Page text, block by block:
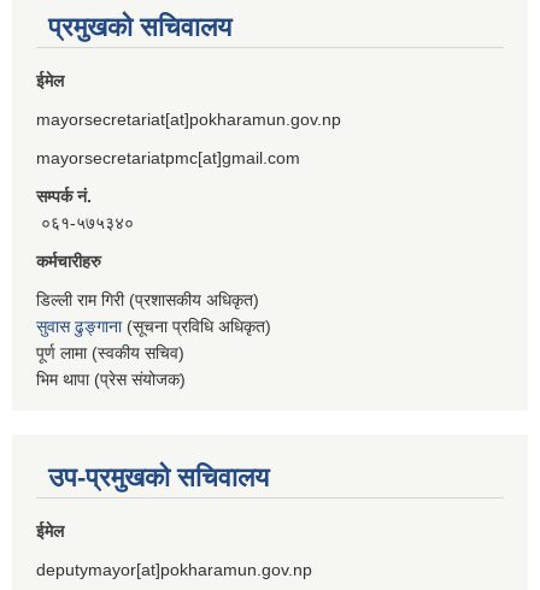
प्रमुखको सचिवालय
ईमेल
mayorsecretariat[at]pokharamun.gov.np
mayorsecretariatpmc[at]gmail.com
सम्पर्क नं.
०६१-५७५३४०
कर्मचारीहरु
डिल्ली राम गिरी (प्रशासकीय अधिकृत)
सुवास ढुङ्गाना(सूचना प्रविधि अधिकृत)
पूर्ण लामा (स्वकीय सचिव)
भिम थापा (प्रेस संयोजक)
उप-प्रमुखको सचिवालय
ईमेल
deputymayor[at]pokharamun.gov.np